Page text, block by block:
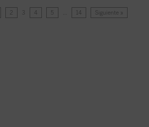
2 3 4 5 … 14 Siguiente »